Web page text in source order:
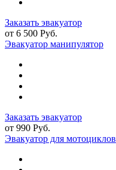
Заказать эвакуатор
от 6 500 Руб.
Эвакуатор манипулятор
Заказать эвакуатор
от 990 Руб.
Эвакуатор для мотоциклов